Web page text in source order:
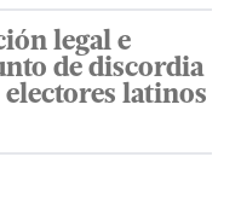
legal e
de discordia
latinos